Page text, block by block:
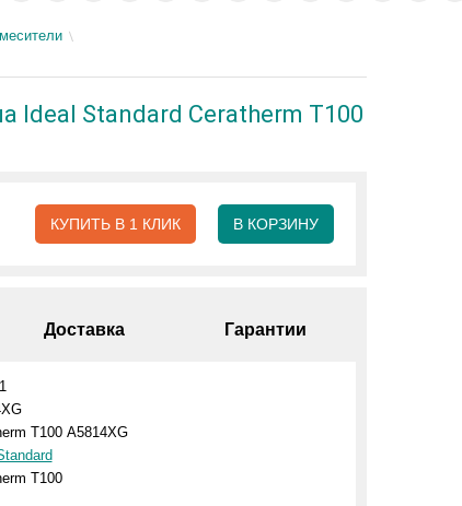
Standard Ceratherm Т100
КУПИТЬ В 1 КЛИК В КОРЗИНУ
Доставка Гарантии
Т100 A5814XG
Т100